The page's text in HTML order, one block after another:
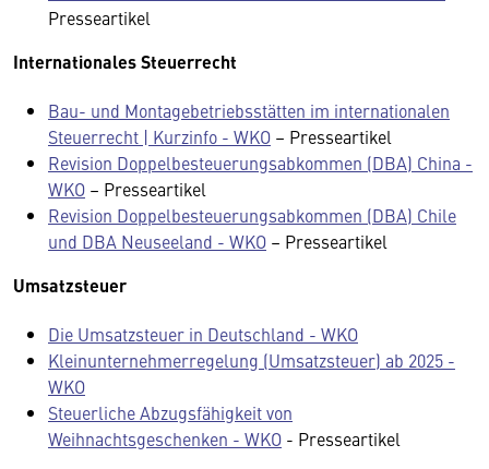
Presseartikel
Internationales Steuerrecht
Bau- und Montagebetriebsstätten im internationalen
Steuerrecht | Kurzinfo - WKO – Presseartikel
Revision Doppelbesteuerungsabkommen (DBA) China -
WKO – Presseartikel
Revision Doppelbesteuerungsabkommen (DBA) Chile
und DBA Neuseeland - WKO – Presseartikel
Umsatzsteuer
Die Umsatzsteuer in Deutschland - WKO
Kleinunternehmerregelung (Umsatzsteuer) ab 2025 -
WKO
Steuerliche Abzugsfähigkeit von
Weihnachtsgeschenken - WKO - Presseartikel